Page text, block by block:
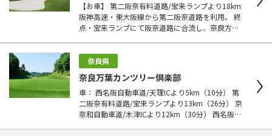
【お車】 第二阪奈有料道路/宝来ランプより18km
阪神高速・東大阪線から第二阪奈道路を利用。 終
点・宝来ランプにて阪奈道路に合流し、奈良方面
点から約9km走行して円成寺の先にコース。 【電
車】 近鉄奈良線/近鉄奈良駅下車 JR大和路線（関
西本線）/奈良駅下車 【タクシー】 近鉄奈良駅か
ら約20分 4,500円
奈良県
奈良万葉カンツリー倶楽部
車： 西名阪自動車道/天理ICより5km（10分） 第
二阪奈有料道路/宝来ランプより13km（26分） 京
奈和自動車道/木津ICより12km（30分） 西名阪・